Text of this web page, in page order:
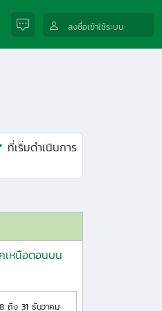
ลงชื่อเข้าใช้ระบบ
ที่เริ่มดำเนินการ
เหนือตอนบน
ถึง 31 ธันวาคม